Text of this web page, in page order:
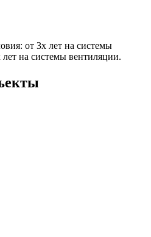
от 3х лет на системы
на системы вентиляции.